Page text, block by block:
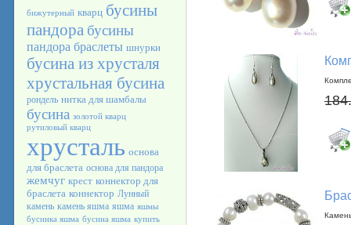
бижутерный кварц бусины
пандора бусины
пандора браслеты шнурки
бусина из хрусталя
хрустальная бусина
рондель нитка для шамбалы
бусина золотой кварц
рутиловый кварц
хрусталь основа
для браслета основа для пандора
жемчуг крест коннектор для
браслета коннектор Лунный
камень камень яшма яшма яшмы
бусинка яшма бусина яшма купить